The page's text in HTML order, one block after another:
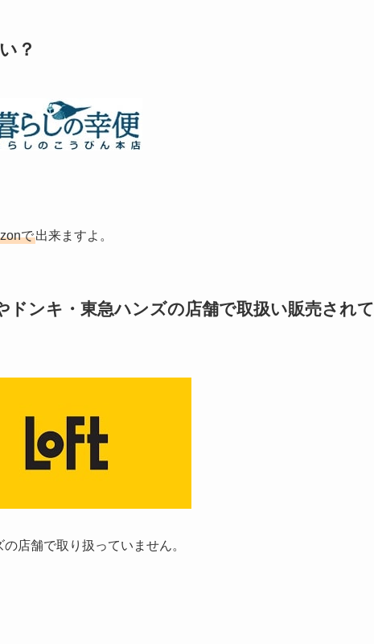
？
で出来ますよ。
ンキ・東急ハンズの店舗で取扱い販売されて
店舗で取り扱っていません。